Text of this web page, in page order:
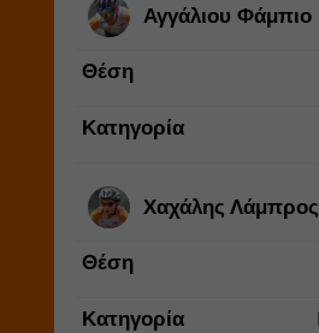
Αγγάλιου Φάμπιο
Θέση
Κατηγορία
Χαχάλης Λάμπρος
Θέση
Κατηγορία